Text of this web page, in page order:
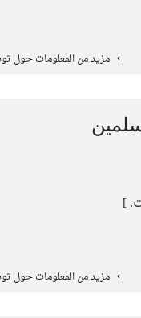
مزيد من المعلومات حول
]
مزيد من المعلومات حول